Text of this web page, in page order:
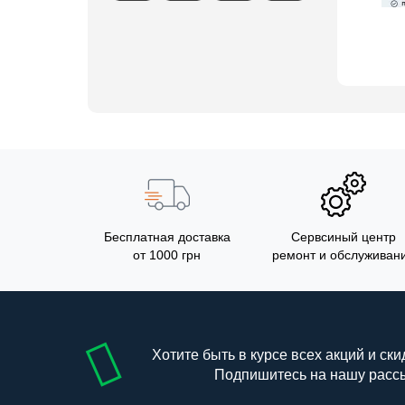
Бесплатная доставка
от 1000 грн
Сервсиный центр
ремонт и
Хотите быть в курсе всех акций и
Подпишитесь на нашу